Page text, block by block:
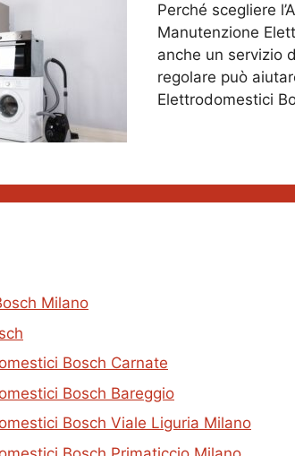
Perché scegliere
Manutenzione
anche un servizio
regolare può
Elettrodomestici
Milano
Bosch Carnate
Bosch Bareggio
Bosch Viale Liguria Milano